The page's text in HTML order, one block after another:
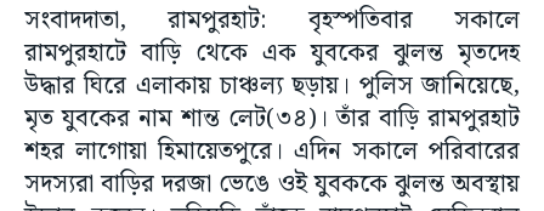
সংবাদদাতা, রামপুরহাট: বৃহস্পতিবার সকালে
রামপুরহাটে বাড়ি থেকে এক যুবকের ঝুলন্ত মৃতদেহ
উদ্ধার ঘিরে এলাকায় চাঞ্চল্য ছড়ায়। পুলিস জানিয়েছে,
মৃত যুবকের নাম শান্ত লেট(৩৪)। তাঁর বাড়ি রামপুরহাট
শহর লাগোয়া হিমায়েতপুরে। এদিন সকালে পরিবারের
সদস্যরা বাড়ির দরজা ভেঙে ওই যুবককে ঝুলন্ত অবস্থায়